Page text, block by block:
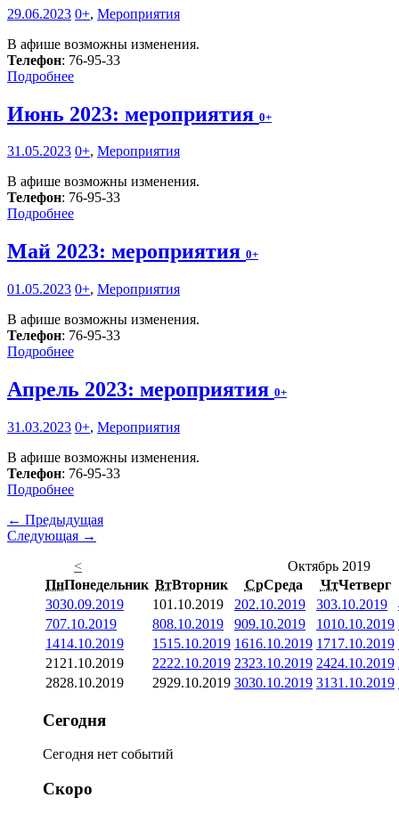
29.06.2023 0+, Мероприятия
В афише возможны изменения.
Телефон: 76-95-33
Подробнее
Июнь 2023: мероприятия 0+
31.05.2023 0+, Мероприятия
В афише возможны изменения.
Телефон: 76-95-33
Подробнее
Май 2023: мероприятия 0+
01.05.2023 0+, Мероприятия
В афише возможны изменения.
Телефон: 76-95-33
Подробнее
Апрель 2023: мероприятия 0+
31.03.2023 0+, Мероприятия
В афише возможны изменения.
Телефон: 76-95-33
Подробнее
← Предыдущая
Следующая →
<
Октябрь 2019
ПнПонедельник ВтВторник СрСреда ЧтЧетверг
3030.09.2019 101.10.2019 202.10.2019 303.10.2019
707.10.2019 808.10.2019 909.10.2019 1010.10.2019
1414.10.2019 1515.10.2019 1616.10.2019 1717.10.2019
21 21.10.2019 2222.10.2019 2323.10.2019 2424.10.2019
2828.10.2019 2929.10.2019 3030.10.2019 3131.10.2019
Сегодня
Сегодня нет событий
Скоро